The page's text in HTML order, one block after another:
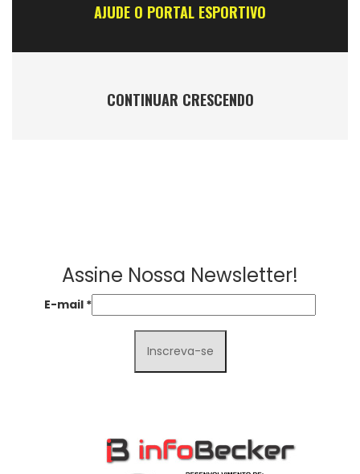
AJUDE O PORTAL ESPORTIVO
CONTINUAR CRESCENDO
Assine Nossa Newsletter!
E-mail *